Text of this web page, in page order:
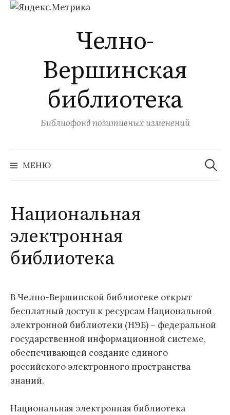
Челно-
Вершинская
библиотека
Библиофонд позитивных изменений
МЕНЮ
Найти:
Национальная
электронная
библиотека
В Челно-Вершинской библиотеке открыт
бесплатный доступ к ресурсам Национальной
электронной библиотеки (НЭБ) – федеральной
государственной информационной системе,
обеспечивающей создание единого
российского электронного пространства
знаний.
Национальная электронная библиотека